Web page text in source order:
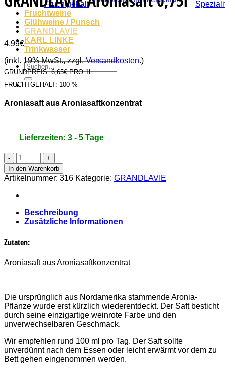
Fruchtgehalt
Fruchtweine
Glühweine / Punsch
GRANDLAVIE
KARL LINKE
Trinkwasser
Suche
nach:
4,99€
(inkl. 19% MwSt., zzgl.Versandkosten.)
GRUNDPREIS:6,65€ PRO 1L
FRUCHTGEHALT: 100 %
Aroniasaft aus Aroniasaftkonzentrat
Lieferzeiten: 3 - 5 Tage
GRANDLAVIE
Aroniasaft
0,75l
Menge
In den Warenkorb
Artikelnummer: 316 Kategorie: GRANDLAVIE
Beschreibung
Zusätzliche Informationen
Zutaten:
Aroniasaft aus Aroniasaftkonzentrat
Die ursprünglich aus Nordamerika stammende Aronia-
Pflanze wurde erst kürzlich wiederentdeckt. Der Saft besticht
durch seine einzigartige weinrote Farbe und den
unverwechselbaren Geschmack.
Wir empfehlen rund 100 ml pro Tag. Der Saft sollte
unverdünnt nach dem Essen oder leicht erwärmt vor dem zu
Bett gehen eingenommen werden.